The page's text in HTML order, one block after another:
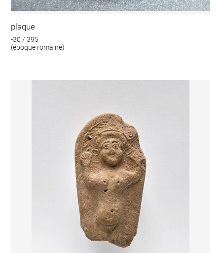
plaque
-30 / 395
(époque romaine)